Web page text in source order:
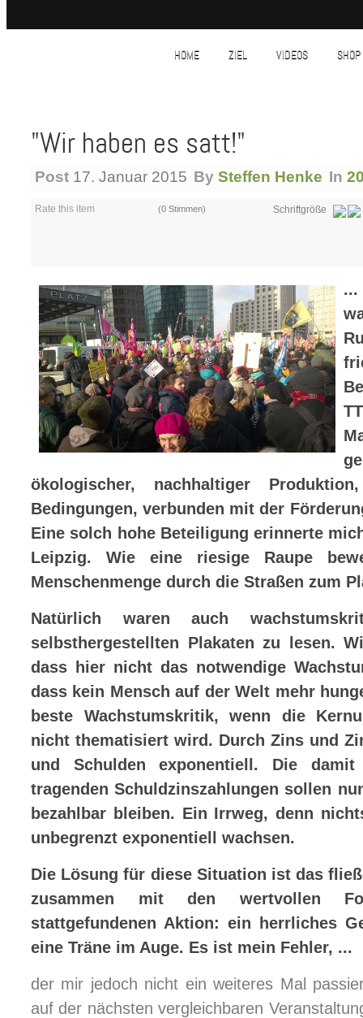
HOME ZIEL VIDEOS SHOP
"Wir haben es satt!"
Post 17. Januar 2015 By Steffen Henke In
Rate this item (0 Stimmen) Schriftgröße
ökologischer, nachhaltiger
Bedingungen, verbunden mit der
Eine solch hohe Beteiligung erinnerte
Leipzig. Wie eine riesige Raupe
Menschenmenge durch die Straßen zum
Natürlich waren auch
selbsthergestellten Plakaten zu lesen.
dass hier nicht das notwendige
dass kein Mensch auf der Welt mehr
beste Wachstumskritik, wenn die
nicht thematisiert wird. Durch Zins und
und Schulden exponentiell. Die
tragenden Schuldzinszahlungen sollen
bezahlbar bleiben. Ein Irrweg, denn
unbegrenzt exponentiell wachsen.
Die Lösung für diese Situation ist das
zusammen mit den wertvollen
stattgefundenen Aktion: ein herrliches
eine Träne im Auge. Es ist mein Fehler, ...
der mir jedoch nicht ein weiteres Mal
auf der nächsten vergleichbaren